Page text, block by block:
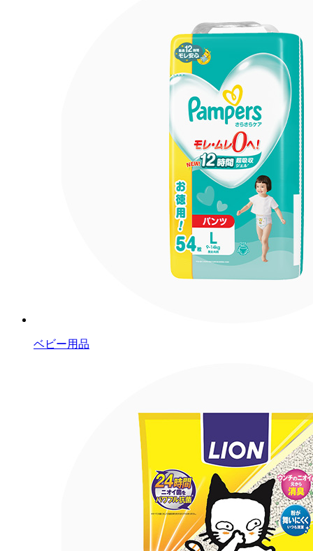
ベビー用品